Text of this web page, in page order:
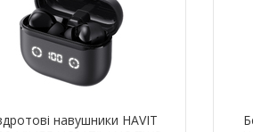
навушники HAVIT